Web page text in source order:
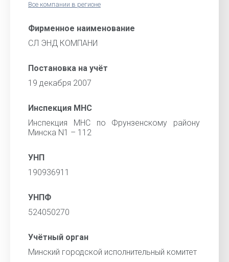
Все компании в регионе
Фирменное наименование
СЛ ЭНД КОМПАНИ
Постановка на учёт
19 декабря 2007
Инспекция МНС
Инспекция МНС по Фрунзенскому району
Минска N1 – 112
УНП
190936911
УНПФ
524050270
Учётный орган
Минский городской исполнительный комитет